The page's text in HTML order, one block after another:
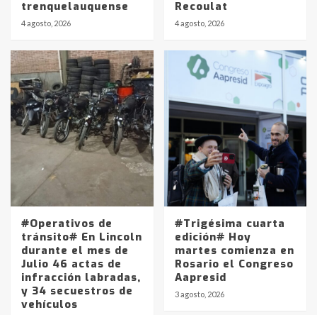
trenquelauquense
4 agosto, 2026
Recoulat
4 agosto, 2026
#Operativos de
tránsito# En Lincoln
durante el mes de
Julio 46 actas de
infracción labradas,
y 34 secuestros de
vehículos
#Trigésima cuarta
edición# Hoy
martes comienza en
Rosario el Congreso
Aapresid
3 agosto, 2026
3
Identidad de los adolescentes
protagonistas del fatal accidente
en la mañana del lunes
Accidente en Ruta 5: falleció un
joven de Trenque Lauquen
5
Los precios de los combustibles en
La Pampa, desde YPF hasta Axion
entre 857 a 1338 pesos
6
La Bolsa de Cereales de Bahía
Blanca anticipa que Agosto vendrá
con lluvias y heladas, en gran parte